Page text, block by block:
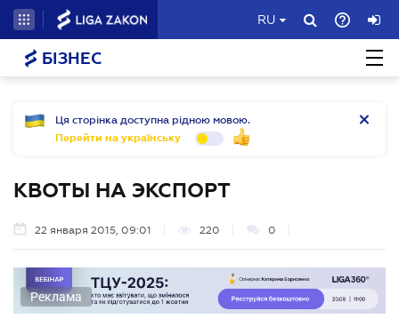
RU
БІЗНЕС
Ця сторінка доступна рідною мовою.
Перейти на українську
КВОТЫ НА ЭКСПОРТ
22 января 2015, 09:01 220 0
Реклама